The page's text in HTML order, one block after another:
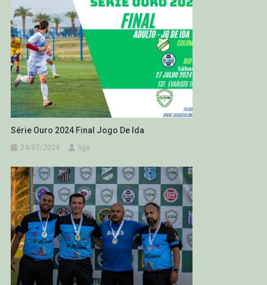
Série Ouro 2024 Final Jogo De Ida
24/07/2024 liga